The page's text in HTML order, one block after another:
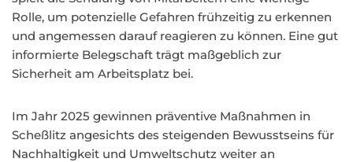
Rolle, um potenzielle Gefahren frühzeitig zu erkennen
und angemessen darauf reagieren zu können. Eine gut
informierte Belegschaft trägt maßgeblich zur
Sicherheit am Arbeitsplatz bei.
Im Jahr 2025 gewinnen präventive Maßnahmen in
Scheßlitz angesichts des steigenden Bewusstseins für
Nachhaltigkeit und Umweltschutz weiter an